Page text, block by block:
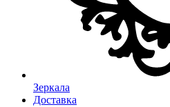
Зеркала
Доставка